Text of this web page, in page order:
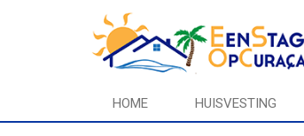
HOME HUISVESTING